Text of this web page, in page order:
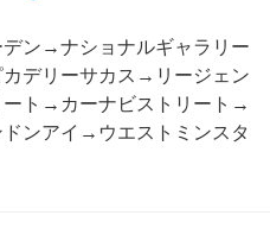
ン→ナショナルギャラリー
デリーサカス→リージェン
ート→カーナビストリート→
ンアイ→ウエストミンスタ